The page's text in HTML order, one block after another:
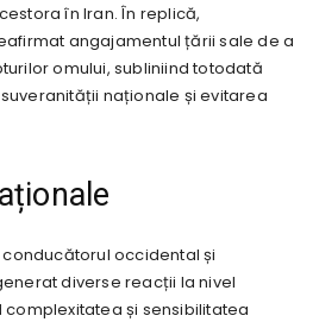
în Iran. În replică,
angajamentul țării sale de a
omului, subliniind totodată
naționale și evitarea
occidental și
diverse reacții la nivel
și sensibilitatea